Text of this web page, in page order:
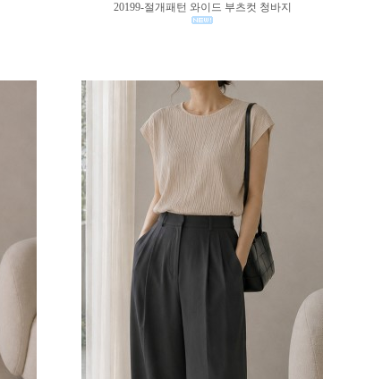
20199-절개패턴 와이드 부츠컷 청바지